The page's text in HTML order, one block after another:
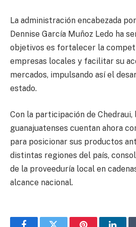
La administración encabezada
Dennise García Muñoz Ledo ha
objetivos es fortalecer la
empresas locales y facilitar su
mercados, impulsando así el
estado.
Con la participación de Chedraui,
guanajuatenses cuentan ahora
para posicionar sus productos
distintas regiones del país,
de la proveeduría local en
alcance nacional.